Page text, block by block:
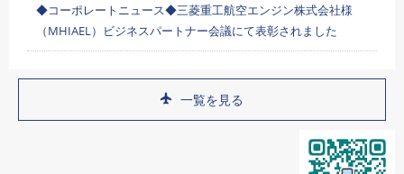
◆コーポレートニュース◆三菱重工航空エンジン株式会社様
（MHIAEL）ビジネスパートナー会議にて表彰されました
一覧を見る